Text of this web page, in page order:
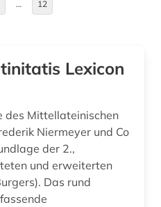
englisches sprachgebiet (6)
… 12
Lexicon
des Mittellateinischen
Niermeyer und Co
der 2.,
und erweiterten
Das rund